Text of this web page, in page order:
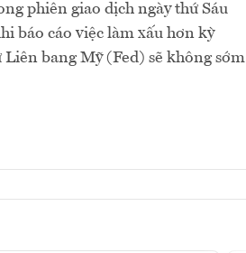
phiên giao dịch ngày thứ Sáu
báo cáo việc làm xấu hơn kỳ
bang Mỹ (Fed) sẽ không sớm